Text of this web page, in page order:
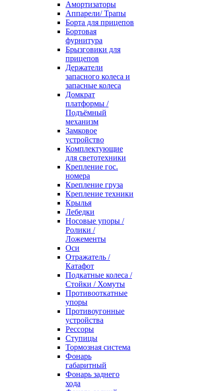
Амортизаторы
Аппарели/ Трапы
Борта для прицепов
Бортовая
фурнитура
Брызговики для
прицепов
Держатели
запасного колеса и
запасные колеса
Домкрат
платформы /
Подъёмный
механизм
Замковое
устройство
Комплектующие
для светотехники
Крепление гос.
номера
Крепление груза
Крепление техники
Крылья
Лебедки
Носовые упоры /
Ролики /
Ложементы
Оси
Отражатель /
Катафот
Подкатные колеса /
Стойки / Хомуты
Противооткатные
упоры
Противоугонные
устройства
Рессоры
Ступицы
Тормозная система
Фонарь
габаритный
Фонарь заднего
хода